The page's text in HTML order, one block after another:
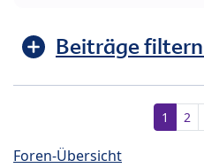
Beiträge
1 2
Foren-Übersicht